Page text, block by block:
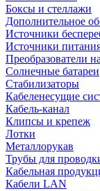
Боксы и стеллажи
Дополнительное
Источники
Источники
Преобразователи
Солнечные батареи
Стабилизаторы
Кабеленесущие
Кабель-канал
Клипсы и крепеж
Лотки
Металлорукав
Трубы для
Кабельная
Кабели LAN